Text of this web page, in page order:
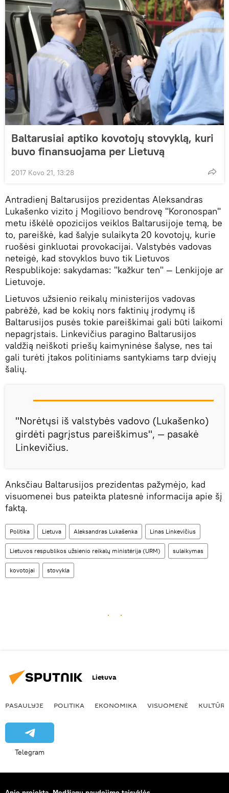
Baltarusiai aptiko kovotojų stovyklą, kuri
buvo finansuojama per Lietuvą
2017 Kovo 21, 13:28
Antradienį Baltarusijos prezidentas Aleksandras
Lukašenko vizito į Mogiliovo bendrovę "Koronospan"
metu iškėlė opozicijos veiklos Baltarusijoje temą, be
to, pareiškė, kad šalyje sulaikyta 20 kovotojų, kurie
ruošėsi ginkluotai provokacijai. Valstybės vadovas
neteigė, kad stovyklos buvo tik Lietuvos
Respublikoje: sakydamas: "kažkur ten" — Lenkijoje ar
Lietuvoje.
Lietuvos užsienio reikalų ministerijos vadovas
pabrėžė, kad be kokių nors faktinių įrodymų iš
Baltarusijos pusės tokie pareiškimai gali būti laikomi
nepagrįstais. Linkevičius paragino Baltarusijos
valdžią neiškoti priešų kaimyninėse šalyse, nes tai
gali turėti įtakos politiniams santykiams tarp dviejų
šalių.
"Norėtųsi iš valstybės vadovo (Lukašenko)
girdėti pagrįstus pareiškimus", — pasakė
Linkevičius.
Anksčiau Baltarusijos prezidentas pažymėjo, kad
visuomenei bus pateikta platesnė informacija apie šį
faktą.
Politika Lietuva Aleksandras Lukašenka Linas Linkevičius
Lietuvos respublikos užsienio reikalų ministėrija (URM) sulaikymas
kovotojai stovykla
Lietuva
PASAULYJE POLITIKA EKONOMIKA VISUOMENĖ KULTŪRA
Telegram